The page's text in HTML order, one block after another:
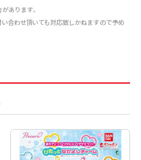
あります。
合わせ頂いても対応致しかねますので予め